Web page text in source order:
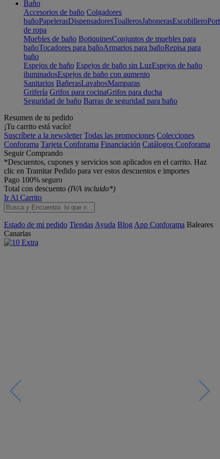
Baño
Accesorios de baño Colgadores
bañoPapelerasDispensadoresToallerosJabonerasEscobillero
de ropa
Muebles de baño BotiquinesConjuntos de muebles para
bañoTocadores para bañoArmarios para bañoRepisa para
baño
Espejos de baño Espejos de baño sin LuzEspejos de baño
iluminadosEspejos de baño con aumento
Sanitarios BañerasLavabosMamparas
Grifería Grifos para cocinaGrifos para ducha
Seguridad de baño Barras de seguridad para baño
Resumen de tu pedido
¡Tu carrito está vacío!
Suscríbete a la newsletter Todas las promociones Colecciones
Conforama Tarjeta Conforama Financiación Catálogos Conforama
Seguir Comprando
*Descuentos, cupones y servicios son aplicados en el carrito. Haz
clic en Tramitar Pedido para ver estos descuentos e importes
Pago 100% seguro
Total con descuento (IVA incluido*)
Ir Al Carrito
Estado de mi pedido Tiendas Ayuda Blog App Conforama Baleares
Canarias